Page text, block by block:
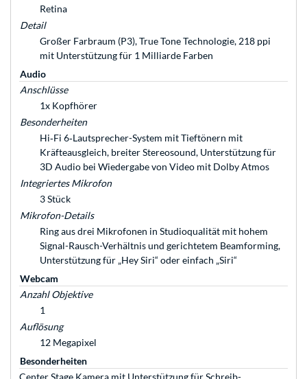
Retina
Detail
Großer Farbraum (P3), True Tone Technologie, 218 ppi
mit Unterstützung für 1 Milliarde Farben
Audio
Anschlüsse
1x Kopfhörer
Besonderheiten
Hi‑Fi 6‑Laut­sprecher-System mit Tieftönern mit
Kräfteausgleich, breiter Stereosound, Unterstützung für
3D Audio bei Wiedergabe von Video mit Dolby Atmos
Integriertes Mikrofon
3 Stück
Mikrofon-Details
Ring aus drei Mikrofonen in Studioqualität mit hohem
Signal-Rausch-Verhältnis und gerichtetem Beamforming,
Unterstützung für „Hey Siri“ oder ein­fach „Siri“
Webcam
Anzahl Objektive
1
Auflösung
12 Megapixel
Besonderheiten
Center Stage Kamera mit Unter­stüt­zung für Schreib­